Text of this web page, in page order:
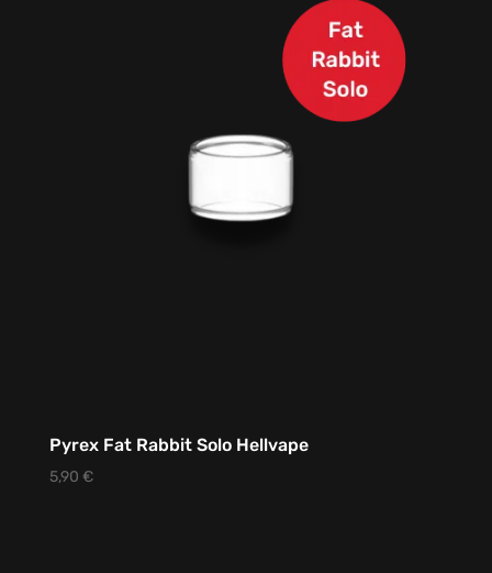
Pyrex Fat Rabbit Solo Hellvape
5,90 €